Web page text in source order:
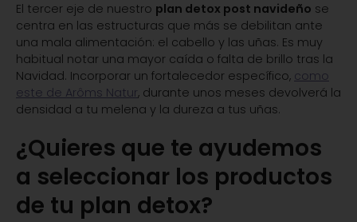
El tercer eje de nuestro plan detox post navideño se
centra en las estructuras que más se debilitan ante
una mala alimentación: el cabello y las uñas. Es muy
habitual notar una mayor caída o falta de brillo tras la
Navidad. Incorporar un fortalecedor específico, como
este de Arôms Natur, durante unos meses devolverá la
densidad a tu melena y la dureza a tus uñas.
¿Quieres que te ayudemos
a seleccionar los productos
de tu plan detox?